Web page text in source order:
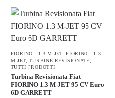
FIORINO - 1.3 M-JET,FIORINO - 1.3-
M-JET ,TURBINE REVISIONATE
TUTTI PRODOTTI
Turbina Revisionata Fiat
FIORINO 1.3 M-JET 95 CV Euro
6D GARRETT